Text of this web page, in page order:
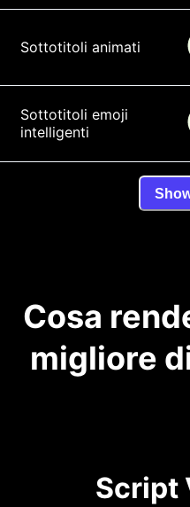
Sottotitoli animati
Sottotitoli emoji
intelligenti
Cosa
migliore
Script